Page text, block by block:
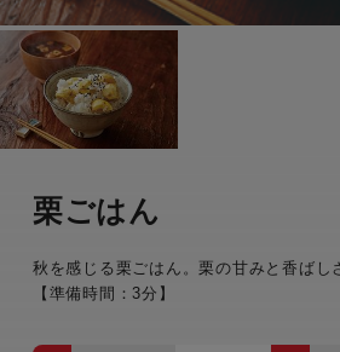
栗ごはん
秋を感じる栗ごはん。栗の甘みと香ばし
【準備時間：3分】